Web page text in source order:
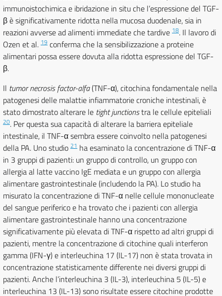
immunoistochimica e ibridazione in situ che l’espressione del TGF-
β è significativamente ridotta nella mucosa duodenale, sia in
reazioni avverse ad alimenti immediate che tardive 18. Il lavoro di
Ozen et al. 19 conferma che la sensibilizzazione a proteine
alimentari possa essere dovuta alla ridotta espressione del TGF-
β.
Il tumor necrosis factor-alfa(TNF-α), citochina fondamentale nella
patogenesi delle malattie infiammatorie croniche intestinali, è
stato dimostrato alterare le tight junctionstra le cellule epiteliali
20. Per questa sua capacità di alterare la barriera epiteliale
intestinale, il TNF-α sembra essere coinvolto nella patogenesi
della PA. Uno studio 21 ha esaminato la concentrazione di TNF-α
in 3 gruppi di pazienti: un gruppo di controllo, un gruppo con
allergia al latte vaccino IgE mediata e un gruppo con allergia
alimentare gastrointestinale (includendo la PA). Lo studio ha
misurato la concentrazione di TNF-α nelle cellule mononucleate
del sangue periferico e ha trovato che i pazienti con allergia
alimentare gastrointestinale hanno una concentrazione
significativamente più elevata di TNF-α rispetto ad altri gruppi di
pazienti, mentre la concentrazione di citochine quali interferon
gamma (IFN-γ) e interleuchina 17 (IL-17) non è stata trovata in
concentrazione statisticamente differente nei diversi gruppi di
pazienti. Anche l’interleuchina 3 (IL-3), interleuchina 5 (IL-5) e
interleuchina 13 (IL-13) sono risultate essere citochine prodotte